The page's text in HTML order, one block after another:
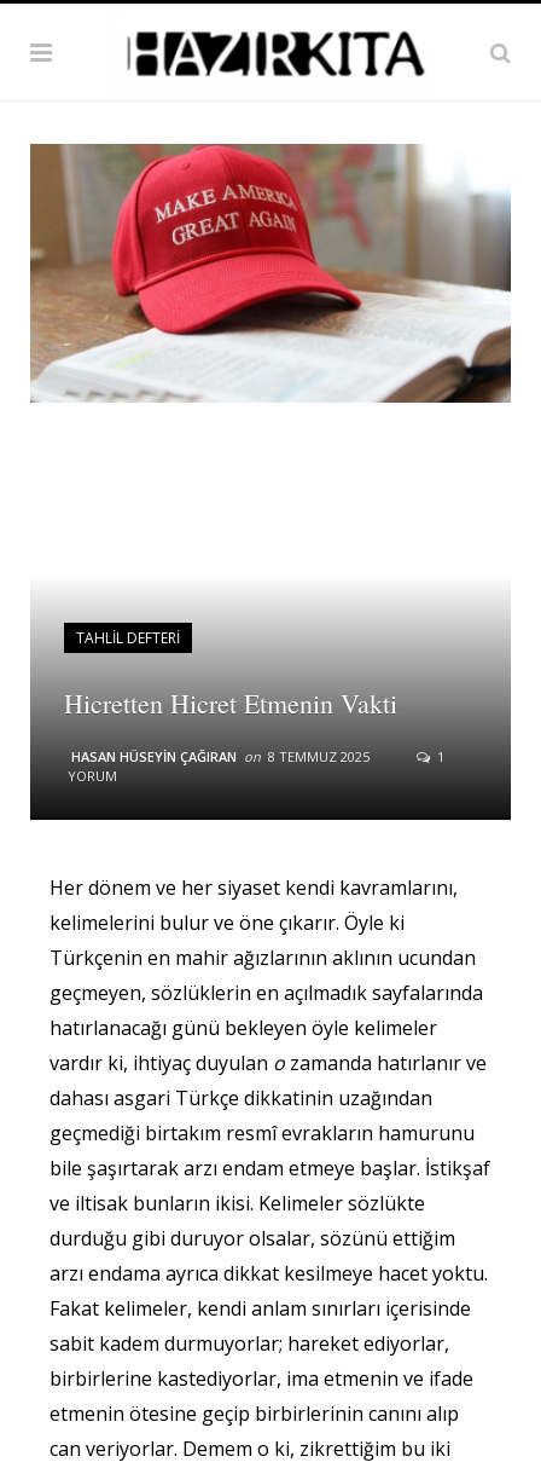
TAHLIL DEFTERI
Hicretten Hicret Etmenin Vakti
HASAN HÜSEYIN ÇAĞIRAN on 8 TEMMUZ 2025
1
YORUM
Her dönem ve her siyaset kendi kavramlarını,
kelimelerini bulur ve öne çıkarır. Öyle ki
Türkçenin en mahir ağızlarının aklının ucundan
geçmeyen, sözlüklerin en açılmadık sayfalarında
hatırlanacağı günü bekleyen öyle kelimeler
vardır ki, ihtiyaç duyulan ozamanda hatırlanır ve
dahası asgari Türkçe dikkatinin uzağından
geçmediği birtakım resmî evrakların hamurunu
bile şaşırtarak arzı endam etmeye başlar. İstikşaf
ve iltisak bunların ikisi. Kelimeler sözlükte
durduğu gibi duruyor olsalar, sözünü ettiğim
arzı endama ayrıca dikkat kesilmeye hacet yoktu.
Fakat kelimeler, kendi anlam sınırları içerisinde
sabit kadem durmuyorlar; hareket ediyorlar,
birbirlerine kastediyorlar, ima etmenin ve ifade
etmenin ötesine geçip birbirlerinin canını alıp
can veriyorlar. Demem o ki, zikrettiğim bu iki